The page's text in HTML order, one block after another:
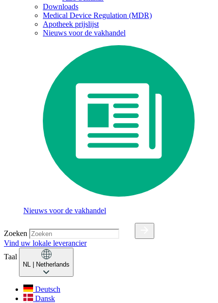
Downloads
Medical Device Regulation (MDR)
Apotheek prijslijst
Nieuws voor de vakhandel
Nieuws voor de vakhandel
Zoeken
Vind uw lokale leverancier
Taal
NL | Netherlands
Deutsch
Dansk